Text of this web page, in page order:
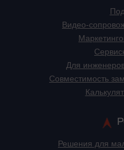
Видео-
Для
Cовместимость
Решения для